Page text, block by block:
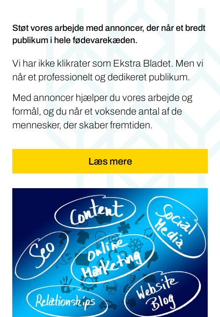
Støt vores arbejde med annoncer, der når et bredt
publikum i hele fødevarekæden.
Vi har ikke klikrater som Ekstra Bladet. Men vi
når et professionelt og dedikeret publikum.
Med annoncer hjælper du vores arbejde og
formål, og du når et voksende antal af de
mennesker, der skaber fremtiden.
Læs mere